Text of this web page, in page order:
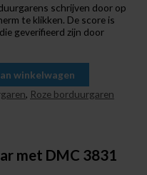
schrijven door op
te klikken. De score is
geverifieerd zijn door
winkelwagen
, Roze borduurgaren
met DMC 3831